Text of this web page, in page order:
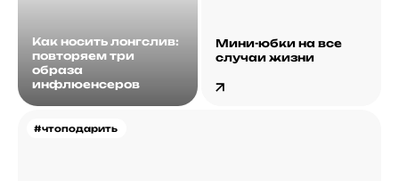
Как носить лонгслив:
повторяем три
образа
инфлюенсеров
#чтоподарить
Мини-юбки на все
случаи жизни